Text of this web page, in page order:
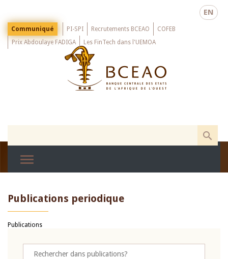
main
content
EN
Menu
Top
Communiqué PI-SPI Recrutements BCEAO
COFEB
Prix Abdoulaye FADIGA
Les FinTech dans l'UEMOA
Publications periodique
Publications